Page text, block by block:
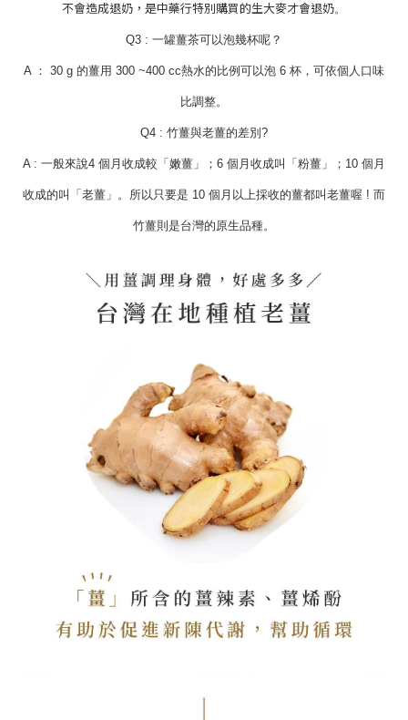
不會造成退奶，是中藥行特別購買的生大麥才會退奶。
Q3 : 一罐薑茶可以泡幾杯呢？
A ： 30 g 的薑用 300 ~400 cc熱水的比例可以泡 6 杯，可依個人口味
比調整。
Q4 : 竹薑與老薑的差別?
A : 一般來說4 個月收成較「嫩薑」；6 個月收成叫「粉薑」；10 個月
收成的叫「老薑」。所以只要是 10 個月以上採收的薑都叫老薑喔 ! 而
竹薑則是台灣的原生品種。